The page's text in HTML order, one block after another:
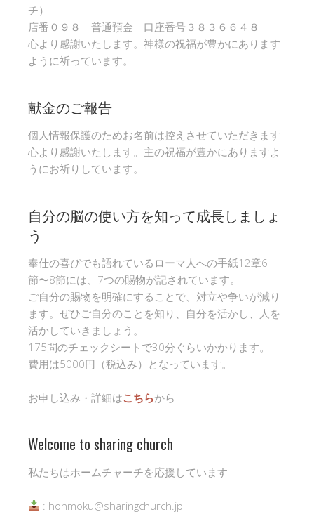
チ）
店番０９８ 普通預金 口座番号３８３６６４８
心より感謝いたします。神様の祝福が豊かにあります
ように祈っています。
献金のご報告
個人情報保護のためお名前は控えさせていただきます
心より感謝いたします。主の祝福が豊かにありますよ
うにお祈りしています。
自分の脳の使い方を知って成長しましょ
う
奉仕の喜びでも語れているローマ人への手紙12章6
節〜8節には、7つの賜物が記されています。
ご自分の賜物を明確にすることで、対立や争いが減り
ます。ぜひご自分のことを知り、自分を活かし、人を
活かしていきましょう。
175問のチェックシートで30分ぐらいかかります。
費用は5000円（税込み）となっています。
お申し込み・詳細はこちらから
Welcome to sharing church
私たちはホームチャーチを応援しています
: honmoku@sharingchurch.jp